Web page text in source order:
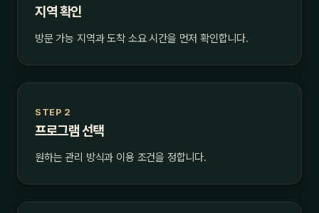
지역 확인
방문 가능 지역과 도착 소요 시간을 먼저 확인합니다.
STEP 2
프로그램 선택
원하는 관리 방식과 이용 조건을 정합니다.